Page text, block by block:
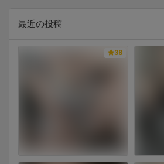
最近の投稿
38